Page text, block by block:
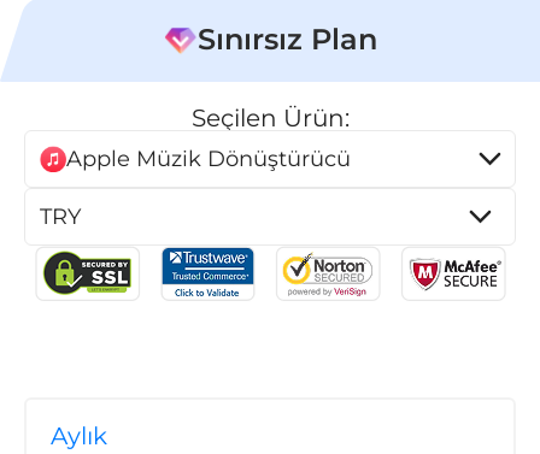
Sınırsız Plan
Seçilen Ürün:
Apple Müzik Dönüştürücü
Aylık